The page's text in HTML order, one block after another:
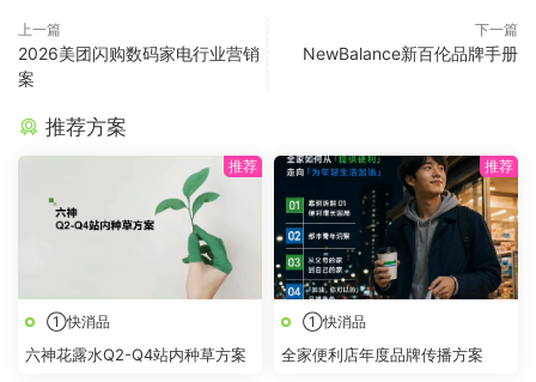
上一篇
2026美团闪购数码家电行业营销
案
下一篇
NewBalance新百伦品牌手册
推荐方案
①快消品
六神花露水Q2-Q4站内种草方案
①快消品
全家便利店年度品牌传播方案